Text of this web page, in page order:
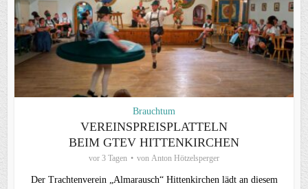
Brauchtum
VEREINSPREISPLATTELN
BEIM GTEV HITTENKIRCHEN
vor 3 Tagen von Anton Hötzelsperger
Der Trachtenverein „Almarausch“ Hittenkirchen lädt an diesem